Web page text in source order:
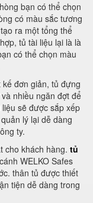
bạn có thể chọn
có màu sắc tương
ra một tổng thể
tủ tài liệu lại là là
có thể chọn màu
đơn giản, tủ đựng
nhiều ngăn đợt để
sẽ được sắp xếp
lý lại dễ dàng
ty.
cho khách hàng. tủ
WELKO Safes
thân tủ được thiết
tiện dễ dàng trong